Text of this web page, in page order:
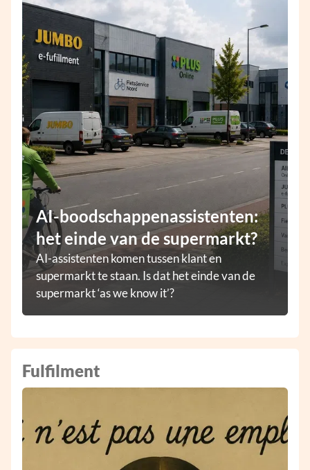
AI-boodschappenassistenten:
het einde van de supermarkt?
AI-assistenten komen tussen klant en
supermarkt te staan. Is dat het einde van de
supermarkt ‘as we know it’?
Fulfilment